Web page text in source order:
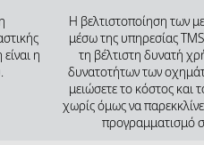
η
Η βελτιστοποίηση των
μέσω της υπηρεσίας
τη βέλτιστη δυνατή
δυνατοτήτων των
μειώσετε το κόστος και
χωρίς όμως να
προγραμματισμό